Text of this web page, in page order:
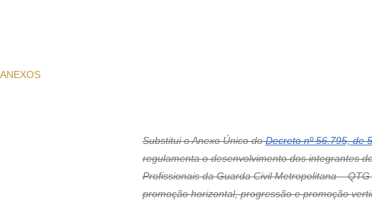
ANEXOS
Substitui o Anexo Único doDecreto nº 56.795, de
regulamenta o desenvolvimento dos integrantes
Profissionais da Guarda Civil Metropolitana –
promoção horizontal, progressão e promoção